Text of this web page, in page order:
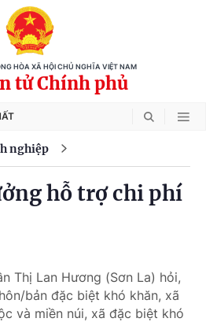
HÒA XÃ HỘI CHỦ NGHĨA VIỆT NAM
tử Chính phủ
nghiệp
hỗ trợ chi phí
Thị Lan Hương (Sơn La) hỏi,
bản đặc biệt khó khăn, xã
và miền núi, xã đặc biệt khó